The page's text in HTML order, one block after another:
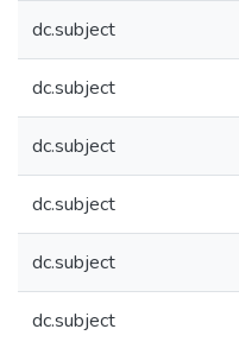
dc.subject
dc.subject
dc.subject
dc.subject
dc.subject
dc.subject